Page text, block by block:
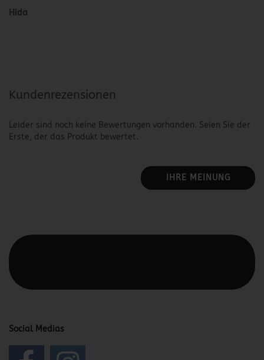
Hida
Kundenrezensionen
Leider sind noch keine Bewertungen vorhanden. Seien Sie der
Erste, der das Produkt bewertet.
IHRE MEINUNG
Social Medias